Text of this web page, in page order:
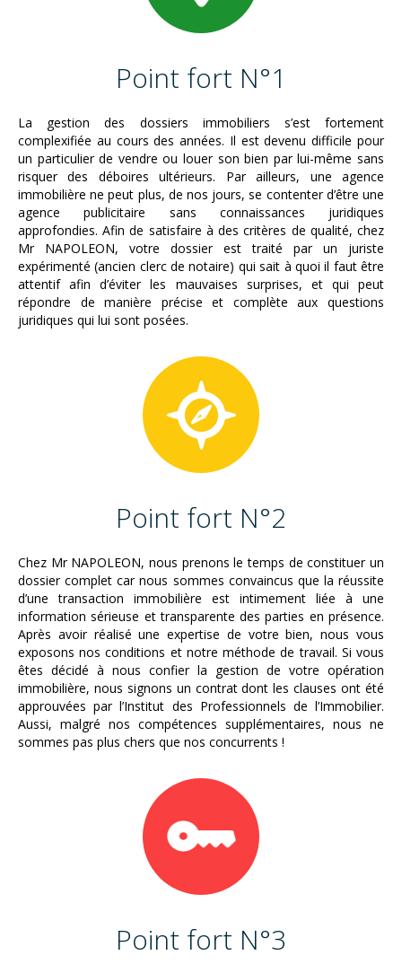
Point fort N°1
La gestion des dossiers immobiliers s’est fortement
complexifiée au cours des années. Il est devenu difficile pour
un particulier de vendre ou louer son bien par lui-même sans
risquer des déboires ultérieurs. Par ailleurs, une agence
immobilière ne peut plus, de nos jours, se contenter d’être une
agence publicitaire sans connaissances juridiques
approfondies. Afin de satisfaire à des critères de qualité, chez
Mr NAPOLEON, votre dossier est traité par un juriste
expérimenté (ancien clerc de notaire) qui sait à quoi il faut être
attentif afin d’éviter les mauvaises surprises, et qui peut
répondre de manière précise et complète aux questions
juridiques qui lui sont posées.
Point fort N°2
Chez Mr NAPOLEON, nous prenons le temps de constituer un
dossier complet car nous sommes convaincus que la réussite
d’une transaction immobilière est intimement liée à une
information sérieuse et transparente des parties en présence.
Après avoir réalisé une expertise de votre bien, nous vous
exposons nos conditions et notre méthode de travail. Si vous
êtes décidé à nous confier la gestion de votre opération
immobilière, nous signons un contrat dont les clauses ont été
approuvées par l’Institut des Professionnels de l’Immobilier.
Aussi, malgré nos compétences supplémentaires, nous ne
sommes pas plus chers que nos concurrents !
Point fort N°3